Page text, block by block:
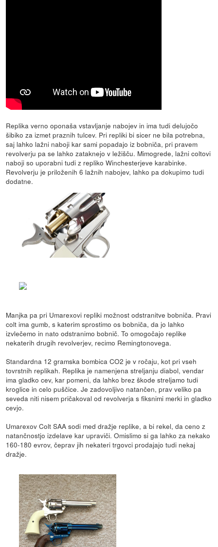
Replika verno oponaša vstavljanje nabojev in ima tudi delujočo
šibiko za izmet praznih tulcev. Pri repliki bi sicer ne bila potrebna,
saj lahko lažni naboji kar sami popadajo iz bobniča, pri pravem
revolverju pa se lahko zataknejo v ležišču. Mimogrede, lažni coltovi
naboji so uporabni tudi z repliko Winchesterjeve karabinke.
Revolverju je priloženih 6 lažnih nabojev, lahko pa dokupimo tudi
dodatne.
Manjka pa pri Umarexovi repliki možnost odstranitve bobniča. Pravi
colt ima gumb, s katerim sprostimo os bobniča, da jo lahko
izvlečemo in nato odstranimo bobnič. To omogočajo replike
nekaterih drugih revolverjev, recimo Remingtonovega.
Standardna 12 gramska bombica CO2 je v ročaju, kot pri vseh
tovrstnih replikah. Replika je namenjena streljanju diabol, vendar
ima gladko cev, kar pomeni, da lahko brez škode streljamo tudi
kroglice in celo puščice. Je zadovoljivo natančen, prav veliko pa
seveda niti nisem pričakoval od revolverja s fiksnimi merki in gladko
cevjo.
Umarexov Colt SAA sodi med dražje replike, a bi rekel, da ceno z
natančnostjo izdelave kar upraviči. Omislimo si ga lahko za nekako
160-180 evrov, čeprav jih nekateri trgovci prodajajo tudi nekaj
dražje.